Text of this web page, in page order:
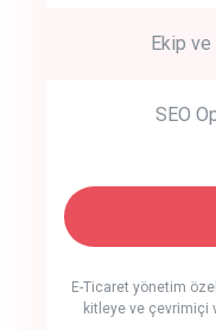
Ekip
SEO
E-Ticaret yönetim
kitleye ve çevrimiçi